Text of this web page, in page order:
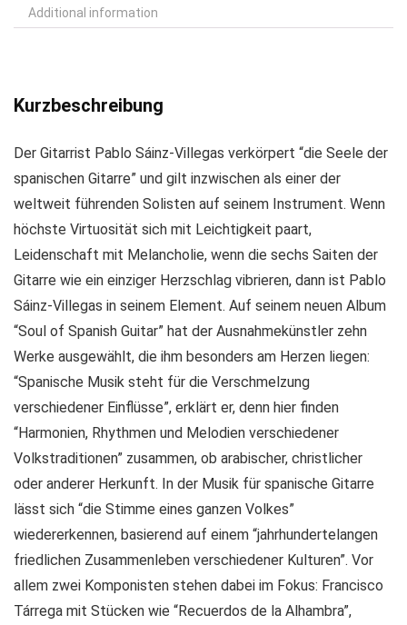
Additional information
Kurzbeschreibung
Der Gitarrist Pablo Sáinz-Villegas verkörpert “die Seele der
spanischen Gitarre” und gilt inzwischen als einer der
weltweit führenden Solisten auf seinem Instrument. Wenn
höchste Virtuosität sich mit Leichtigkeit paart,
Leidenschaft mit Melancholie, wenn die sechs Saiten der
Gitarre wie ein einziger Herzschlag vibrieren, dann ist Pablo
Sáinz-Villegas in seinem Element. Auf seinem neuen Album
“Soul of Spanish Guitar” hat der Ausnahmekünstler zehn
Werke ausgewählt, die ihm besonders am Herzen liegen:
“Spanische Musik steht für die Verschmelzung
verschiedener Einflüsse”, erklärt er, denn hier finden
“Harmonien, Rhythmen und Melodien verschiedener
Volkstraditionen” zusammen, ob arabischer, christlicher
oder anderer Herkunft. In der Musik für spanische Gitarre
lässt sich “die Stimme eines ganzen Volkes”
wiedererkennen, basierend auf einem “jahrhundertelangen
friedlichen Zusammenleben verschiedener Kulturen”. Vor
allem zwei Komponisten stehen dabei im Fokus: Francisco
Tárrega mit Stücken wie “Recuerdos de la Alhambra”,